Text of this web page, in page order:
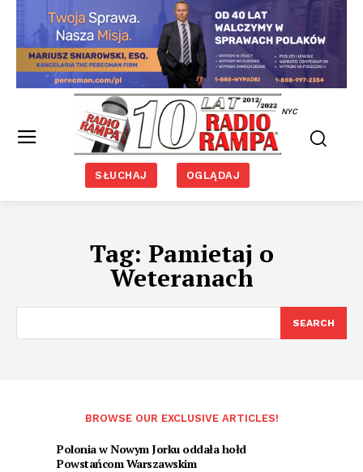
NYC
SŁUCHAJ OGLĄDAJ
Tag: Pamietaj o
Weteranach
SEARCH
BROWSE OUR EXCLUSIVE ARTICLES!
Polonia w Nowym Jorku oddała hołd
Powstańcom Warszawskim